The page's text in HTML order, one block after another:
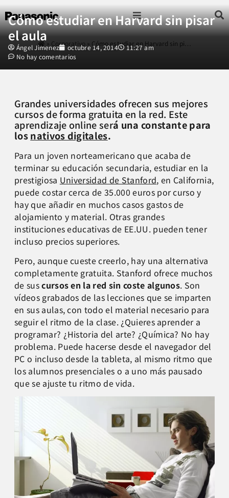
» Corporativo » Cómo estudiar en Harvard sin pi…
Cómo estudiar en Harvard sin pisar
el aula
Ángel Jimenez octubre 14, 2014
11:27 am
No hay comentarios
Grandes universidades ofrecen sus mejores
cursos de forma gratuita en la red. Este
aprendizaje online será una constante para
losnativos digitales.
Para un joven norteamericano que acaba de
terminar su educación secundaria, estudiar en la
prestigiosa Universidad de Stanford, en California,
puede costar cerca de 35.000 euros por curso y
hay que añadir en muchos casos gastos de
alojamiento y material. Otras grandes
instituciones educativas de EE.UU. pueden tener
incluso precios superiores.
Pero, aunque cueste creerlo, hay una alternativa
completamente gratuita. Stanford ofrece muchos
de suscursos en la red sin coste algunos. Son
vídeos grabados de las lecciones que se imparten
en sus aulas, con todo el material necesario para
seguir el ritmo de la clase. ¿Quieres aprender a
programar? ¿Historia del arte? ¿Química? No hay
problema. Puede hacerse desde el navegador del
PC o incluso desde la tableta, al mismo ritmo que
los alumnos presenciales o a uno más pausado
que se ajuste tu ritmo de vida.